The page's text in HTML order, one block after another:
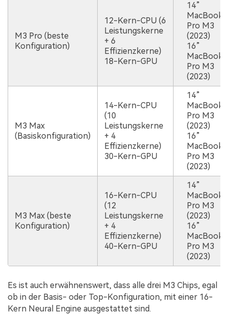
M3 Pro (beste
Konfiguration)
12-Kern-CPU (6
Leistungskerne
+ 6
Effizienzkerne)
18-Kern-GPU
14”
MacBook
Pro M3
(2023)
16”
MacBook
Pro M3
(2023)
M3 Max
(Basiskonfiguration)
14-Kern-CPU
(10
Leistungskerne
+ 4
Effizienzkerne)
30-Kern-GPU
14”
MacBook
Pro M3
(2023)
16”
MacBook
Pro M3
(2023)
M3 Max (beste
Konfiguration)
16-Kern-CPU
(12
Leistungskerne
+ 4
Effizienzkerne)
40-Kern-GPU
14”
MacBook
Pro M3
(2023)
16”
MacBook
Pro M3
(2023)
Es ist auch erwähnenswert, dass alle drei M3 Chips, egal
ob in der Basis- oder Top-Konfiguration, mit einer 16-
Kern Neural Engine ausgestattet sind.